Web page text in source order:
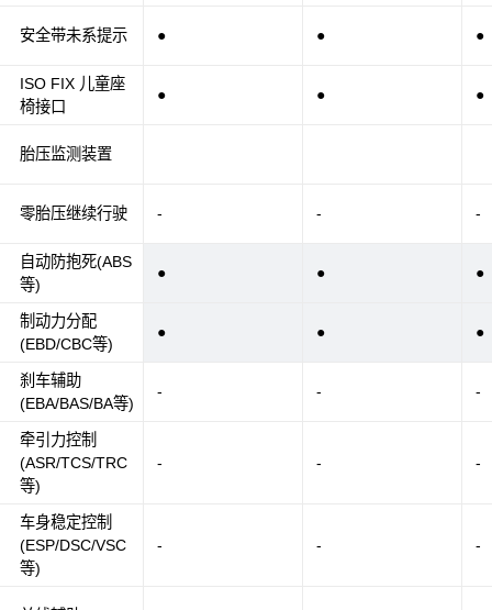
安全带未系提示
ISO FIX 儿童座
椅接口
胎压监测装置
零胎压继续行驶
自动防抱死(ABS
等)
制动力分配
(EBD/CBC等)
刹车辅助
(EBA/BAS/BA等)
牵引力控制
(ASR/TCS/TRC
等)
车身稳定控制
(ESP/DSC/VSC
等)
● ● ●
● ● ●
- - -
● ● ●
● ● ●
- - -
- - -
- - -